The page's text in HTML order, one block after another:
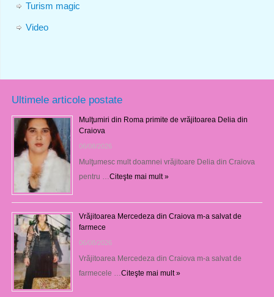
Turism magic
Video
Ultimele articole postate
Mulţumiri din Roma primite de vrăjitoarea Delia din
Craiova
06/08/2026
Mulţumesc mult doamnei vrăjitoare Delia din Craiova
pentru … Citeşte mai mult »
Vrăjitoarea Mercedeza din Craiova m-a salvat de
farmece
06/08/2026
Vrăjitoarea Mercedeza din Craiova m-a salvat de
farmecele … Citeşte mai mult »